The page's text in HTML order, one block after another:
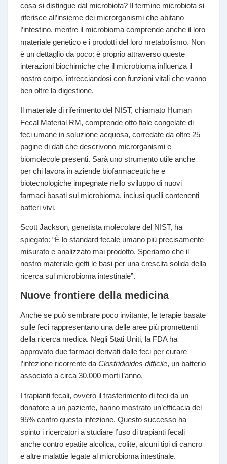
cosa si distingue dal microbiota? Il termine microbiota si
riferisce all’insieme dei microrganismi che abitano
l’intestino, mentre il microbioma comprende anche il loro
materiale genetico e i prodotti del loro metabolismo. Non
è un dettaglio da poco: è proprio attraverso queste
interazioni biochimiche che il microbioma influenza il
nostro corpo, intrecciandosi con funzioni vitali che vanno
ben oltre la digestione.
Il materiale di riferimento del NIST, chiamato Human
Fecal Material RM, comprende otto fiale congelate di
feci umane in soluzione acquosa, corredate da oltre 25
pagine di dati che descrivono microrganismi e
biomolecole presenti. Sarà uno strumento utile anche
per chi lavora in aziende biofarmaceutiche e
biotecnologiche impegnate nello sviluppo di nuovi
farmaci basati sul microbioma, inclusi quelli contenenti
batteri vivi.
Scott Jackson, genetista molecolare del NIST, ha
spiegato: “È lo standard fecale umano più precisamente
misurato e analizzato mai prodotto. Speriamo che il
nostro materiale getti le basi per una crescita solida della
ricerca sul microbioma intestinale”.
Nuove frontiere della medicina
Anche se può sembrare poco invitante, le terapie basate
sulle feci rappresentano una delle aree più promettenti
della ricerca medica. Negli Stati Uniti, la FDA ha
approvato due farmaci derivati dalle feci per curare
l’infezione ricorrente da Clostridioides difficile, un batterio
associato a circa 30.000 morti l’anno.
I trapianti fecali, ovvero il trasferimento di feci da un
donatore a un paziente, hanno mostrato un’efficacia del
95% contro questa infezione. Questo successo ha
spinto i ricercatori a studiare l’uso di trapianti fecali
anche contro epatite alcolica, colite, alcuni tipi di cancro
e altre malattie legate al microbioma intestinale.